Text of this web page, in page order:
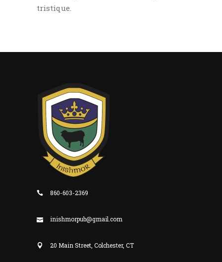
tristique.
860-603-2369
inishmorpub@gmail.com
20 Main Street, Colchester, CT